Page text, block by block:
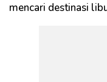
mencari destinasi